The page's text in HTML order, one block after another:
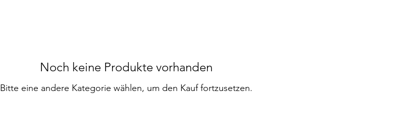
Noch keine Produkte vorhanden
Bitte eine andere Kategorie wählen, um den Kauf fortzusetzen.